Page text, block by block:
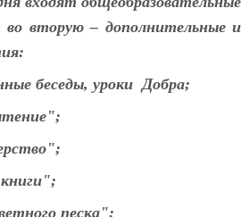
во вторую – дополнительные и
беседы, уроки Добра;
песка";